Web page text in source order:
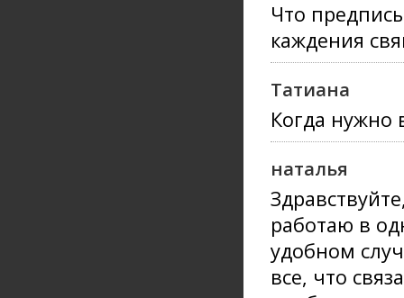
Что
каждения
Татиана
Когда нужно
наталья
работаю в
удобном
все, что